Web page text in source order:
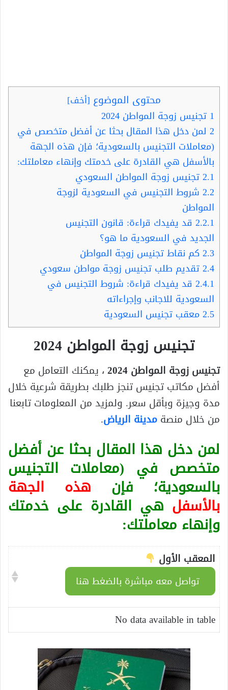
محتوى الموضوع [أخف]
1 تجنيس زوجة المواطن 2024
2 لمن دخل هذا المقال بحثا عن أفضل متخصص في
(معاملات التجنيس بالسعودية؛ فإن هذه الجهة
بالأسفل هي القادرة على خدمتك وإنهاء معاملتك:
2.1تجنيس زوجة المواطن السعودي
2.2 شروط التجنيس في السعودية لزوجة
المواطن
2.2.1 قد يفيدك قراءة: قانون التجنيس
الجديد في السعودية ما هو؟
2.3 كم نقاط تجنيس زوجة المواطن
2.4تقديم طلب تجنيس زوجة مواطن سعودي
2.4.1 قد يفيدك قراءة: شروط التجنيس في
السعودية للاجانب وإجراءاته
2.5معقب تجنيس السعودية
تجنيس زوجة المواطن 2024
تجنيس زوجة المواطن 2024
، يمكنك التعامل مع
أفضل مكاتب تجنيس تنجز طلبك بطريقة شرعية خلال
مدة وجيزة وبأقل سعر. ولمزيد من المعلومات تابعنا
من خلال منصةمدينة الرياض.
لمن دخل هذا المقال بحثا عن أفضل
متخصص في (معاملات التجنيس
بالسعودية؛ فإن هذه الجهة
بالأسفل هي القادرة على خدمتك
وإنهاء معاملتك:
المعقب الأول
تواصل معه مباشرة بالضغط هنا
No data available in table